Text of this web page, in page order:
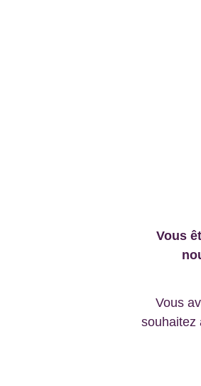
Vous
souhaitez
Vous